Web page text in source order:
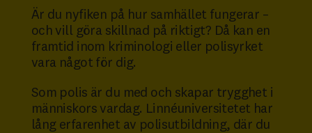
Är du nyfiken på hur samhället fungerar –
och vill göra skillnad på riktigt? Då kan en
framtid inom kriminologi eller polisyrket
vara något för dig.
Som polis är du med och skapar trygghet i
människors vardag. Linnéuniversitetet har
lång erfarenhet av polisutbildning, där du